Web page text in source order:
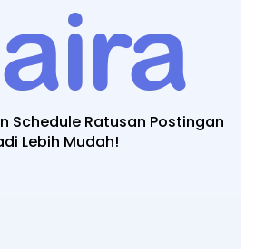
Schedule Ratusan Postingan
Lebih Mudah!